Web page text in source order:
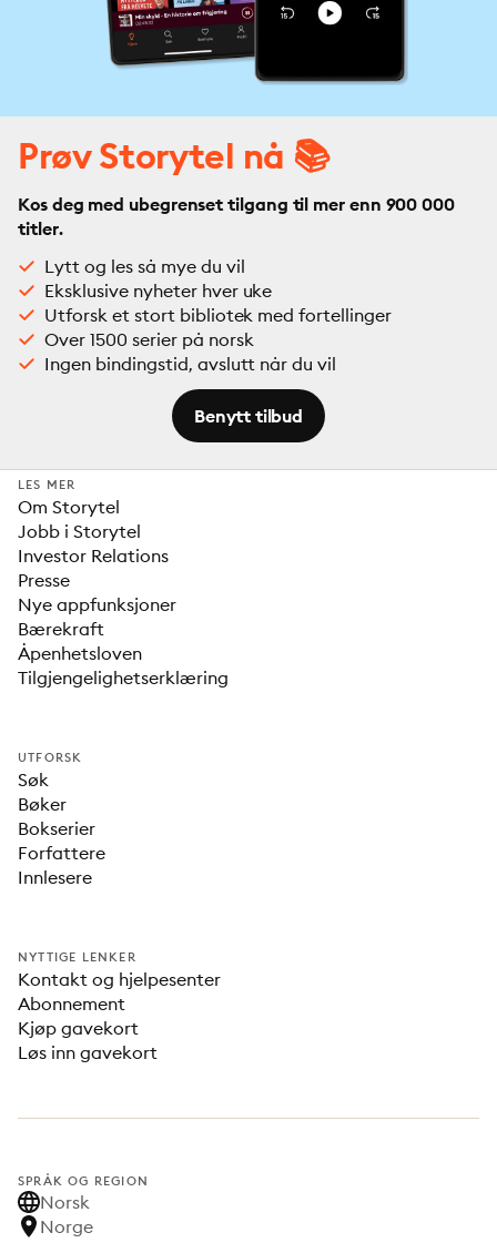
Prøv Storytel nå 📚
Kos deg med ubegrenset tilgang til mer enn 900 000
titler.
Lytt og les så mye du vil
Eksklusive nyheter hver uke
Utforsk et stort bibliotek med fortellinger
Over 1500 serier på norsk
Ingen bindingstid, avslutt når du vil
Benytt tilbud
LES MER
Om Storytel
Jobb i Storytel
Investor Relations
Presse
Nye appfunksjoner
Bærekraft
Åpenhetsloven
Tilgjengelighetserklæring
UTFORSK
Søk
Bøker
Bokserier
Forfattere
Innlesere
NYTTIGE LENKER
Kontakt og hjelpesenter
Abonnement
Kjøp gavekort
Løs inn gavekort
SPRÅK OG REGION
Norsk
Norge